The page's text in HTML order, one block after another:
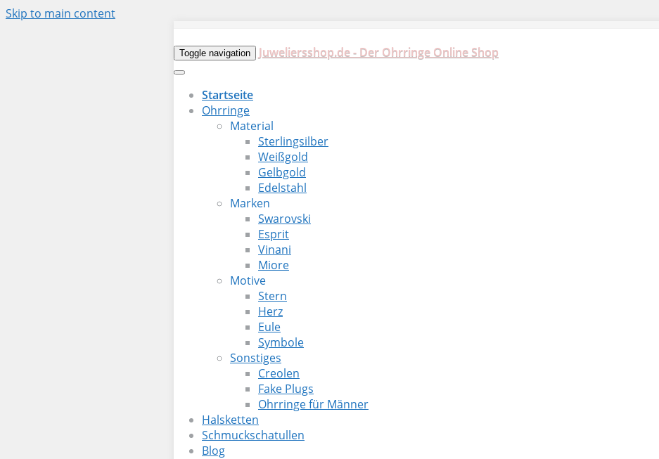
Skip to main content
Toggle navigation Juweliersshop.de - Der Ohrringe Online Shop
Startseite
Ohrringe
Material
Sterlingsilber
Weißgold
Gelbgold
Edelstahl
Marken
Swarovski
Esprit
Vinani
Miore
Motive
Stern
Herz
Eule
Symbole
Sonstiges
Creolen
Fake Plugs
Ohrringe für Männer
Halsketten
Schmuckschatullen
Blog